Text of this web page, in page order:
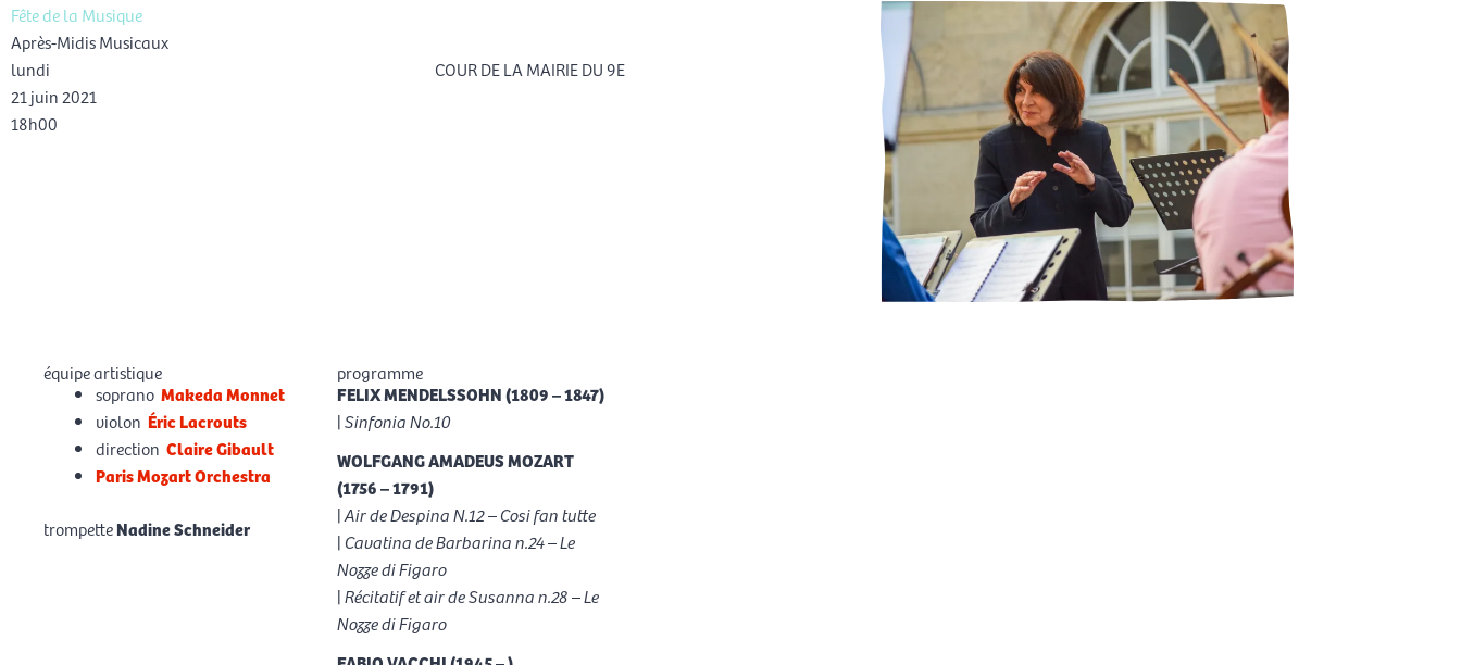
Fête de la Musique
Après-Midis Musicaux
lundi
21 juin 2021
18h00
COUR DE LA MAIRIE DU 9E
équipe artistique
soprano Makeda Monnet
violon Éric Lacrouts
direction Claire Gibault
Paris Mozart Orchestra
trompetteNadine Schneider
programme
FELIX MENDELSSOHN (1809 – 1847)
|Sinfonia No.10
WOLFGANG AMADEUS MOZART
(1756 – 1791)
|Air de Despina N.12 – Cosi fan tutte
|Cavatina de Barbarina n.24 – Le
Nozze di Figaro
|Récitatif et air de Susanna n.28 – Le
Nozze di Figaro